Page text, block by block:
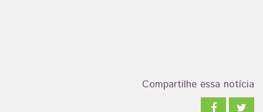
Compartilhe essa notícia